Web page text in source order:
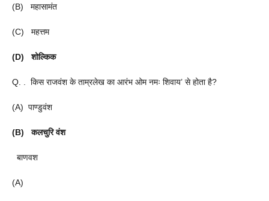
(B) महासामंत
(C) महत्तम
(D) शोल्किक
Q. . किस राजवंश के ताम्रलेख का आरंभ ओम नमः शिवाय’ से होता है?
(A) पाण्डुवंश
(B) कलचुरि वंश
बाणवश
(A)